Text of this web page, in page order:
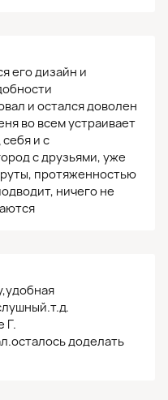
его дизайн и
и остался доволен
во всем устраивает
и с
с друзьями, уже
протяженностью
ничего не
Г.
доделать